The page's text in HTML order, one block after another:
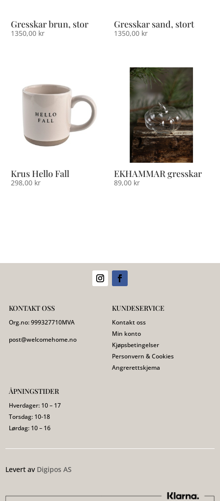
Gresskar brun, stor
1350,00 kr
Gresskar sand, stort
1350,00 kr
Krus Hello Fall
298,00 kr
EKHAMMAR gresskar
89,00 kr
KONTAKT OSS
Org.no:999327710MVA
post@welcomehome.no
KUNDESERVICE
Kontakt oss
Min konto
Kjøpsbetingelser
Personvern & Cookies
Angrerettskjema
ÅPNINGSTIDER
Hverdager: 10 – 17
Torsdag: 10-18
Lørdag: 10 – 16
Levert av Digipos AS